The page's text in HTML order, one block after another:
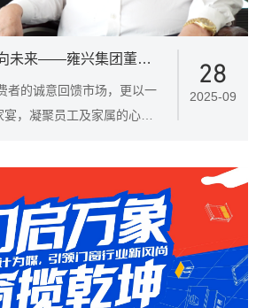
28
2025-09
月映金秋，同心向未来——雍兴集团董事长伍四兵：以家文化铸就企业凝聚力
者的诚意回馈市场，更以一
，凝聚员工及家属的心。
这家以“温度”著称的企业背